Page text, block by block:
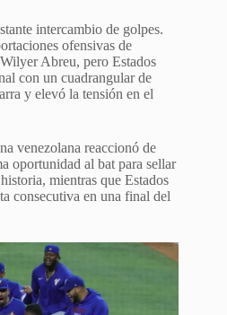
intercambio de golpes.
ofensivas de
Abreu, pero Estados
con un cuadrangular de
y elevó la tensión en el
venezolana reaccionó de
oportunidad al bat para sellar
mientras que Estados
consecutiva en una final del